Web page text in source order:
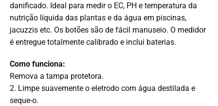
danificado. Ideal para medir o EC, PH e temperatura da
nutrição líquida das plantas e da água em piscinas,
jacuzzis etc. Os botões são de fácil manuseio. O medidor
é entregue totalmente calibrado e inclui baterias.
Como funciona:
Remova a tampa protetora.
2. Limpe suavemente o eletrodo com água destilada e
seque-o.